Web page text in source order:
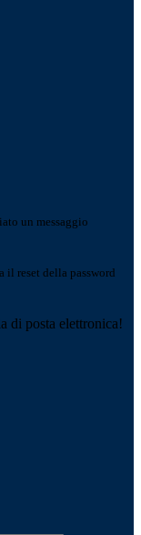
un messaggio
il reset della password
di posta elettronica!